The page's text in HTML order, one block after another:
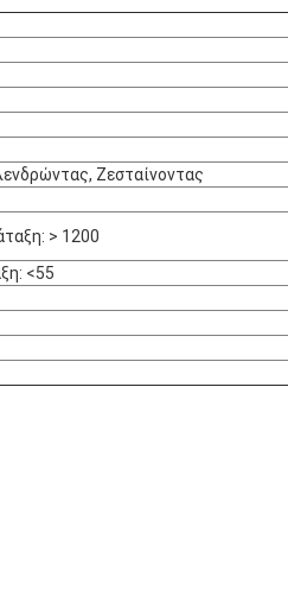
Ζεσταίνοντας
> 1200
<55